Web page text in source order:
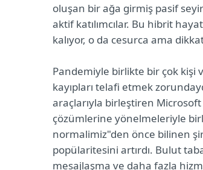
oluşan bir ağa girmiş pasif
aktif katılımcılar. Bu hibrit
kalıyor, o da cesurca ama
Pandemiyle birlikte bir çok kişi
kayıpları telafi etmek
araçlarıyla birleştiren
çözümlerine yönelmeleriyle
normalimiz"den önce bilinen
popülaritesini artırdı. Bulut
mesajlaşma ve daha fazla